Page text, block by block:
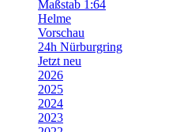
Maßstab 1:64
Helme
Vorschau
24h Nürburgring
Jetzt neu
2026
2025
2024
2023